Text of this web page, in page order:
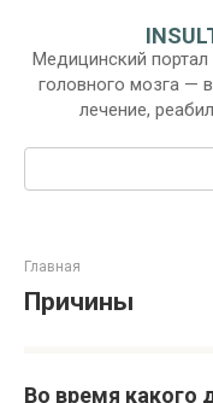
контенту
Медицинский портал
головного мозга —
лечение,
Главная
Причины
Во время какого